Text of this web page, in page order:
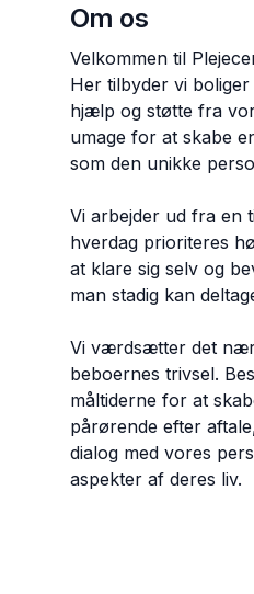
Om os
Velkommen til
Her tilbyder vi
hjælp og støtte fra
umage for at skabe
som den unikke
Vi arbejder ud fra en
hverdag prioriteres
at klare sig selv og
man stadig kan
Vi værdsætter det
beboernes trivsel.
måltiderne for at
pårørende efter
dialog med vores
aspekter af deres liv.